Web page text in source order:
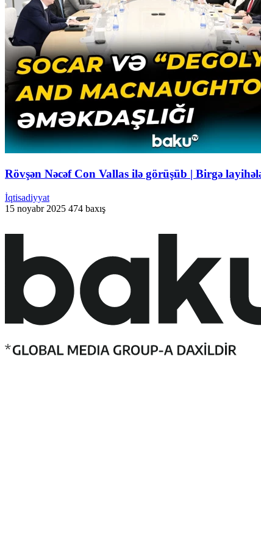
Rövşən Nəcəf Con Vallas ilə görüşüb | Birgə
İqtisadiyyat
15 noyabr 2025 474 baxış